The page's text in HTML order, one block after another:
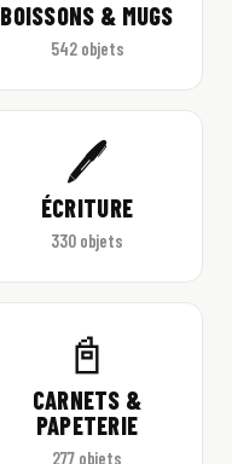
BOISSONS & MUGS
542 objets
🖊️
ÉCRITURE
330 objets
📓
CARNETS &
PAPETERIE
277 objets